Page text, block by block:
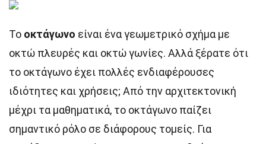
Το οκτάγωνο είναι ένα γεωμετρικό σχήμα με
οκτώ πλευρές και οκτώ γωνίες. Αλλά ξέρατε ότι
το οκτάγωνο έχει πολλές ενδιαφέρουσες
ιδιότητες και χρήσεις; Από την αρχιτεκτονική
μέχρι τα μαθηματικά, το οκτάγωνο παίζει
σημαντικό ρόλο σε διάφορους τομείς. Για